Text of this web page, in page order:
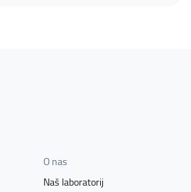
O nas
Naš laboratorij